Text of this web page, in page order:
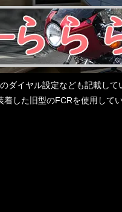
イヤル設定なども記載し
した旧型のFCRを使用し